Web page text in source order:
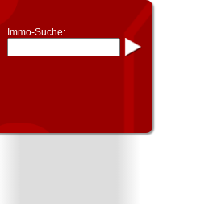
Immo-Suche: